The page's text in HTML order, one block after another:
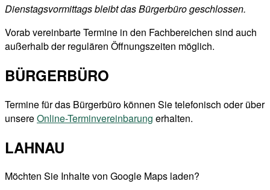
Dienstagsvormittags bleibt das Bürgerbüro geschlossen.
Vorab vereinbarte Termine in den Fachbereichen sind auch
außerhalb der regulären Öffnungszeiten möglich.
BÜRGERBÜRO
Termine für das Bürgerbüro können Sie telefonisch oder über
unsereOnline-Terminvereinbarung erhalten.
LAHNAU
Möchten Sie Inhalte von Google Maps laden?